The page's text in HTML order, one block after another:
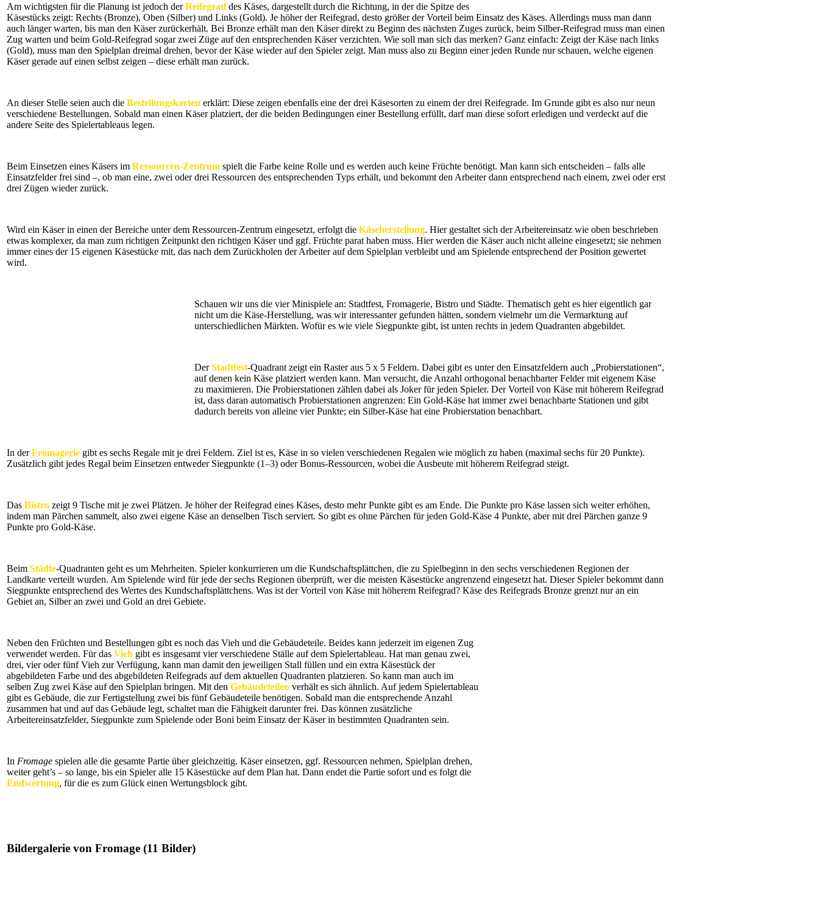
Am wichtigsten für die Planung ist jedoch derReifegrad des Käses, dargestellt durch die Richtung, in der die Spitze des
Käsestücks zeigt: Rechts (Bronze), Oben (Silber) und Links (Gold). Je höher der Reifegrad, desto größer der Vorteil beim Einsatz des Käses. Allerdings muss man dann
auch länger warten, bis man den Käser zurückerhält. Bei Bronze erhält man den Käser direkt zu Beginn des nächsten Zuges zurück, beim Silber-Reifegrad muss man einen
Zug warten und beim Gold-Reifegrad sogar zwei Züge auf den entsprechenden Käser verzichten. Wie soll man sich das merken? Ganz einfach: Zeigt der Käse nach links
(Gold), muss man den Spielplan dreimal drehen, bevor der Käse wieder auf den Spieler zeigt. Man muss also zu Beginn einer jeden Runde nur schauen, welche eigenen
Käser gerade auf einen selbst zeigen – diese erhält man zurück.
An dieser Stelle seien auch die Bestellungskarten erklärt: Diese zeigen ebenfalls eine der drei Käsesorten zu einem der drei Reifegrade. Im Grunde gibt es also nur neun
verschiedene Bestellungen. Sobald man einen Käser platziert, der die beiden Bedingungen einer Bestellung erfüllt, darf man diese sofort erledigen und verdeckt auf die
andere Seite des Spielertableaus legen.
Beim Einsetzen eines Käsers im Ressourcen-Zentrum spielt die Farbe keine Rolle und es werden auch keine Früchte benötigt. Man kann sich entscheiden – falls alle
Einsatzfelder frei sind –, ob man eine, zwei oder drei Ressourcen des entsprechenden Typs erhält, und bekommt den Arbeiter dann entsprechend nach einem, zwei oder erst
drei Zügen wieder zurück.
Wird ein Käser in einen der Bereiche unter dem Ressourcen-Zentrum eingesetzt, erfolgt die Käseherstellung. Hier gestaltet sich der Arbeitereinsatz wie oben beschrieben
etwas komplexer, da man zum richtigen Zeitpunkt den richtigen Käser und ggf. Früchte parat haben muss. Hier werden die Käser auch nicht alleine eingesetzt; sie nehmen
immer eines der 15 eigenen Käsestücke mit, das nach dem Zurückholen der Arbeiter auf dem Spielplan verbleibt und am Spielende entsprechend der Position gewertet
wird.
Schauen wir uns die vier Minispiele an: Stadtfest, Fromagerie, Bistro und Städte. Thematisch geht es hier eigentlich gar
nicht um die Käse-Herstellung, was wir interessanter gefunden hätten, sondern vielmehr um die Vermarktung auf
unterschiedlichen Märkten. Wofür es wie viele Siegpunkte gibt, ist unten rechts in jedem Quadranten abgebildet.
DerStadtfest-Quadrant zeigt ein Raster aus 5 x 5 Feldern. Dabei gibt es unter den Einsatzfeldern auch „Probierstationen“,
auf denen kein Käse platziert werden kann. Man versucht, die Anzahl orthogonal benachbarter Felder mit eigenem Käse
zu maximieren. Die Probierstationen zählen dabei als Joker für jeden Spieler. Der Vorteil von Käse mit höherem Reifegrad
ist, dass daran automatisch Probierstationen angrenzen: Ein Gold-Käse hat immer zwei benachbarte Stationen und gibt
dadurch bereits von alleine vier Punkte; ein Silber-Käse hat eine Probierstation benachbart.
In derFromagerie gibt es sechs Regale mit je drei Feldern. Ziel ist es, Käse in so vielen verschiedenen Regalen wie möglich zu haben (maximal sechs für 20 Punkte).
Zusätzlich gibt jedes Regal beim Einsetzen entweder Siegpunkte (1–3) oder Bonus-Ressourcen, wobei die Ausbeute mit höherem Reifegrad steigt.
Das Bistro zeigt 9 Tische mit je zwei Plätzen. Je höher der Reifegrad eines Käses, desto mehr Punkte gibt es am Ende. Die Punkte pro Käse lassen sich weiter erhöhen,
indem man Pärchen sammelt, also zwei eigene Käse an denselben Tisch serviert. So gibt es ohne Pärchen für jeden Gold-Käse 4 Punkte, aber mit drei Pärchen ganze 9
Punkte pro Gold-Käse.
Beim Städte-Quadranten geht es um Mehrheiten. Spieler konkurrieren um die Kundschaftsplättchen, die zu Spielbeginn in den sechs verschiedenen Regionen der
Landkarte verteilt wurden. Am Spielende wird für jede der sechs Regionen überprüft, wer die meisten Käsestücke angrenzend eingesetzt hat. Dieser Spieler bekommt dann
Siegpunkte entsprechend des Wertes des Kundschaftsplättchens. Was ist der Vorteil von Käse mit höherem Reifegrad? Käse des Reifegrads Bronze grenzt nur an ein
Gebiet an, Silber an zwei und Gold an drei Gebiete.
Neben den Früchten und Bestellungen gibt es noch das Vieh und die Gebäudeteile. Beides kann jederzeit im eigenen Zug
verwendet werden. Für das Vieh gibt es insgesamt vier verschiedene Ställe auf dem Spielertableau. Hat man genau zwei,
drei, vier oder fünf Vieh zur Verfügung, kann man damit den jeweiligen Stall füllen und ein extra Käsestück der
abgebildeten Farbe und des abgebildeten Reifegrads auf dem aktuellen Quadranten platzieren. So kann man auch im
selben Zug zwei Käse auf den Spielplan bringen. Mit den Gebäudeteilen verhält es sich ähnlich. Auf jedem Spielertableau
gibt es Gebäude, die zur Fertigstellung zwei bis fünf Gebäudeteile benötigen. Sobald man die entsprechende Anzahl
zusammen hat und auf das Gebäude legt, schaltet man die Fähigkeit darunter frei. Das können zusätzliche
Arbeitereinsatzfelder, Siegpunkte zum Spielende oder Boni beim Einsatz der Käser in bestimmten Quadranten sein.
In Fromage spielen alle die gesamte Partie über gleichzeitig. Käser einsetzen, ggf. Ressourcen nehmen, Spielplan drehen,
weiter geht’s – so lange, bis ein Spieler alle 15 Käsestücke auf dem Plan hat. Dann endet die Partie sofort und es folgt die
Endwertung, für die es zum Glück einen Wertungsblock gibt.
Bildergalerie von Fromage (11 Bilder)